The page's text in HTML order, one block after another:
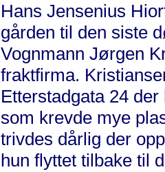
Hans Jensenius
gården til den siste
Vognmann Jørgen
fraktfirma.
Etterstadgata 24
som krevde mye
trivdes dårlig der
hun flyttet tilbake til